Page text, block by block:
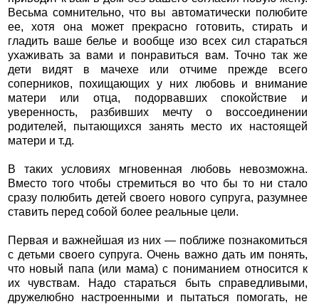
Весьма сомнительно, что вы автоматически полюбите
ее, хотя она может прекрасно готовить, стирать и
гладить ваше белье и вообще изо всех сил стараться
ухаживать за вами и понравиться вам. Точно так же
дети видят в мачехе или отчиме прежде всего
соперников, похищающих у них любовь и внимание
матери или отца, подорвавших спокойствие и
уверенность, разбивших мечту о воссоединении
родителей, пытающихся занять место их настоящей
матери и т.д.
В таких условиях мгновенная любовь невозможна.
Вместо того чтобы стремиться во что бы то ни стало
сразу полюбить детей своего нового супруга, разумнее
ставить перед собой более реальные цели.
Первая и важнейшая из них — поближе познакомиться
с детьми своего супруга. Очень важно дать им понять,
что новый папа (или мама) с пониманием относится к
их чувствам. Надо стараться быть справедливыми,
дружелюбно настроенными и пытаться помогать, не